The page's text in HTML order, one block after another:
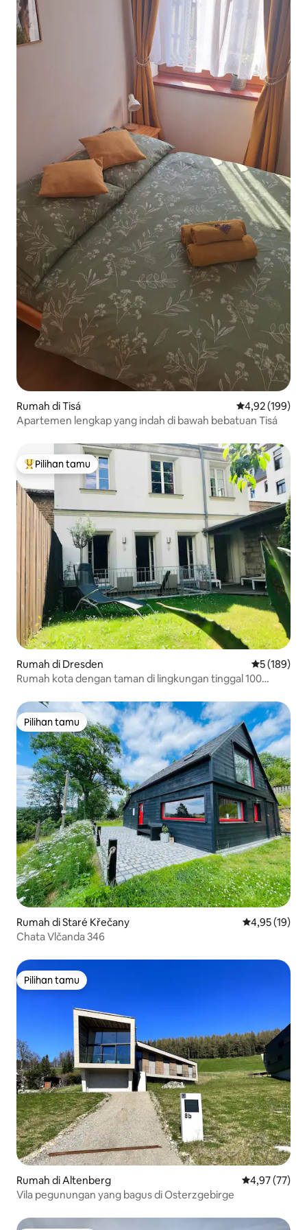
Rumah di Tisá Nilai rata-rata
4,92 (199)
Apartemen lengkap yang indah di bawah bebatuan Tisá
Pilihan tamu terpopuler
Pilihan tamu
Rumah di Dresden Nilai rata-
5 (189)
Rumah kota dengan taman di lingkungan tinggal 100
Pilihan tamu
Pilihan tamu
Rumah di Staré Křečany Nilai rata-rata
4,95 (19)
Chata Vlčanda 346
Pilihan tamu
Pilihan tamu
Rumah di Altenberg Nilai rata-rata
4,97 (77)
Vila pegunungan yang bagus di Osterzgebirge